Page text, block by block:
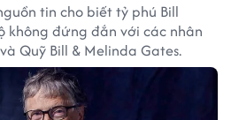
tin cho biết tỷ phú Bill
không đứng đắn với các nhân
Quỹ Bill & Melinda Gates.